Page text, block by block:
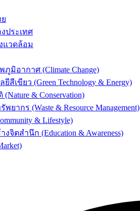
ประเทศ
แวดล้อม
มิอากาศ (Climate Change)
เขียว (Green Technology & Energy)
& Conservation)
ากร (Waste & Resource Management)
& Lifestyle)
จิตสำนึก (Education & Awareness)